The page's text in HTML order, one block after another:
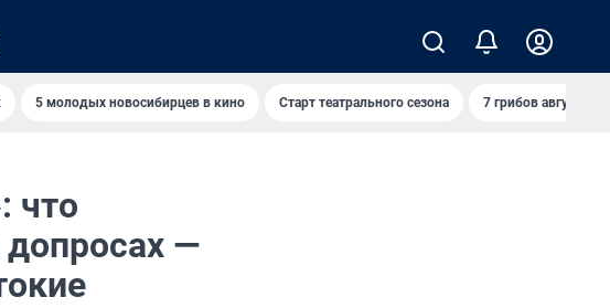
5 молодых новосибирцев в кино Старт театрального сезона 7 грибов августа
что
—